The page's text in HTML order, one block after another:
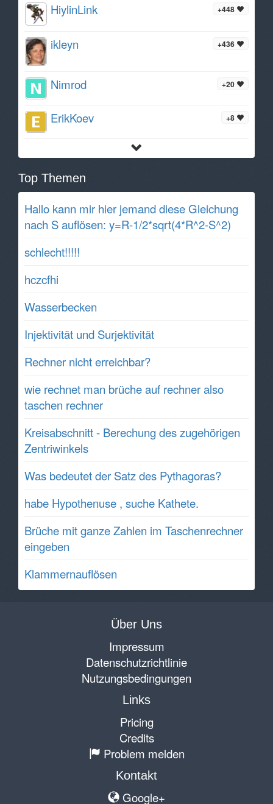
+448
HiylinLink
+436
ikleyn
+20
Nimrod
+8
ErikKoev
Top Themen
Hallo kann mir hier jemand diese Gleichung
nach S auflösen: y=R-1/2*sqrt(4*R^2-S^2)
schlecht!!!!!
hczcfhi
Wasserbecken
Injektivität und Surjektivität
Rechner nicht erreichbar?
wie rechnet man brüche auf rechner also
taschen rechner
Kreisabschnitt - Berechung des zugehörigen
Zentriwinkels
Was bedeutet der Satz des Pythagoras?
habe Hypothenuse , suche Kathete.
Brüche mit ganze Zahlen im Taschenrechner
eingeben
Klammernauflösen
Über Uns
Impressum
Datenschutzrichtlinie
Nutzungsbedingungen
Links
Pricing
Credits
Problem melden
Kontakt
Google+